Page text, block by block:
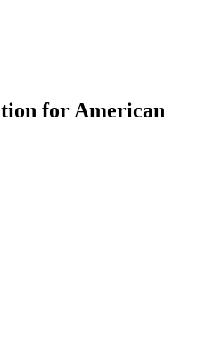
for American